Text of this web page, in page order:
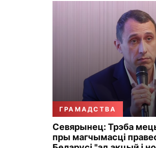
ГРАМАДСТВА
Севярынец: Трэба
пры магчымасці